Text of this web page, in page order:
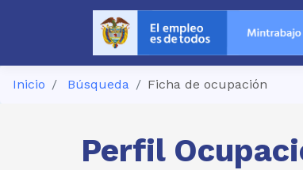
Inicio Búsqueda Ficha de ocupación
Perfil